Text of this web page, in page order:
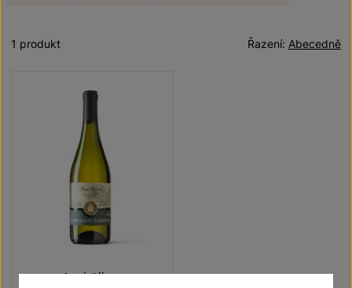
Abecedně
Řazení:
1 produkt
Irsai Oliver